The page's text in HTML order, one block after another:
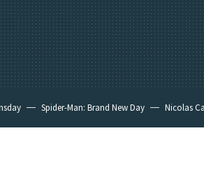
Spider-Man: Brand New Day Nicolas